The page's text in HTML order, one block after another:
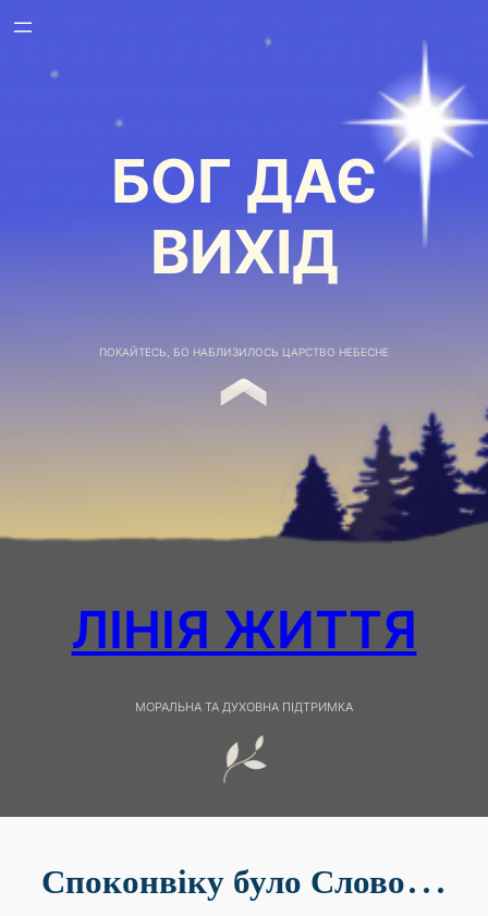
БОГ ДАЄ
ВИХІД
ПОКАЙТЕСЬ, БО НАБЛИЗИЛОСЬ ЦАРСТВО НЕБЕСНЕ
ЛІНІЯ ЖИТТЯ
МОРАЛЬНА ТА ДУХОВНА ПІДТРИМКА
Споконвіку було Слово…